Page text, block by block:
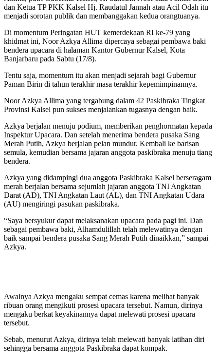
dan Ketua TP PKK Kalsel Hj. Raudatul Jannah atau Acil Odah itu
menjadi sorotan publik dan membanggakan kedua orangtuanya.
Di momentum Peringatan HUT kemerdekaan RI ke-79 yang
khidmat ini, Noor Azkya Allima dipercaya sebagai pembawa baki
bendera upacara di halaman Kantor Gubernur Kalsel, Kota
Banjarbaru pada Sabtu (17/8).
Tentu saja, momentum itu akan menjadi sejarah bagi Gubernur
Paman Birin di tahun terakhir masa terakhir kepemimpinannya.
Noor Azkya Allima yang tergabung dalam 42 Paskibraka Tingkat
Provinsi Kalsel pun sukses menjalankan tugasnya dengan baik.
Azkya berjalan menuju podium, memberikan penghormatan kepada
Inspektur Upacara. Dan setelah menerima bendera pusaka Sang
Merah Putih, Azkya berjalan pelan mundur. Kembali ke barisan
semula, kemudian bersama jajaran anggota paskibraka menuju tiang
bendera.
Azkya yang didampingi dua anggota Paskibraka Kalsel berseragam
merah berjalan bersama sejumlah jajaran anggota TNI Angkatan
Darat (AD), TNI Angkatan Laut (AL), dan TNI Angkatan Udara
(AU) mengiringi pasukan paskibraka.
“Saya bersyukur dapat melaksanakan upacara pada pagi ini. Dan
sebagai pembawa baki, Alhamdulillah telah melewatinya dengan
baik sampai bendera pusaka Sang Merah Putih dinaikkan,” sampai
Azkya.
Awalnya Azkya mengaku sempat cemas karena melihat banyak
ribuan orang mengikuti prosesi upacara tersebut. Namun, dirinya
mengaku berkat keyakinannya dapat melewati prosesi upacara
tersebut.
Sebab, menurut Azkya, dirinya telah melewati banyak latihan diri
sehingga bersama anggota Paskibraka dapat kompak.